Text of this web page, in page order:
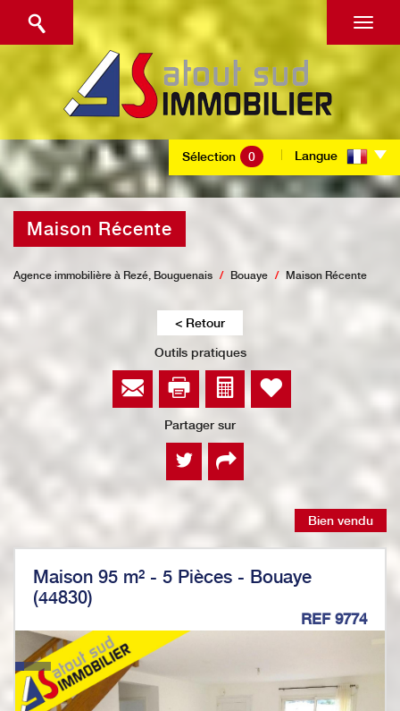
Sélection 0 Langue
Maison Récente
Agence immobilière à Rezé, Bouguenais Bouaye Maison Récente
< Retour
Outils pratiques
Partager sur
Bien vendu
Maison 95 m² - 5 Pièces - Bouaye
(44830)
REF 9774